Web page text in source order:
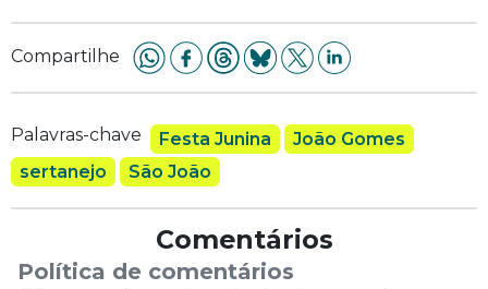
Compartilhe
Palavras-chave Festa Junina
João Gomes
sertanejo
São João
Comentários
Política de comentários